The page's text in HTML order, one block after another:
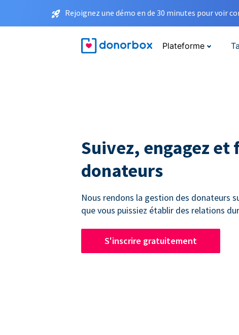
Rejoignez une démo en de 30 minutes pour voir
Plateforme
Suivez, engagez et
donateurs
Nous rendons la gestion des donateurs
que vous puissiez établir des relations
S'inscrire gratuitement